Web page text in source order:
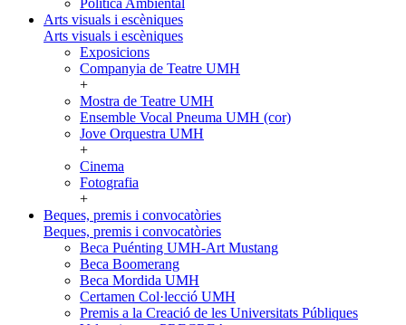
Política Ambiental
Arts visuals i escèniques
Arts visuals i escèniques
Exposicions
Companyia de Teatre UMH
+
Mostra de Teatre UMH
Ensemble Vocal Pneuma UMH (cor)
Jove Orquestra UMH
+
Cinema
Fotografia
+
Beques, premis i convocatòries
Beques, premis i convocatòries
Beca Puénting UMH-Art Mustang
Beca Boomerang
Beca Mordida UMH
Certamen Col·lecció UMH
Premis a la Creació de les Universitats Públiques